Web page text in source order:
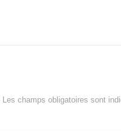
Les champs obligatoires sont